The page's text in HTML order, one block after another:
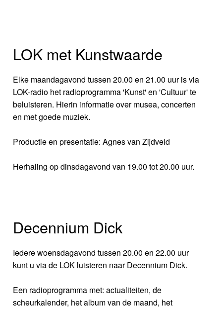
LOK met Kunstwaarde
Elke maandagavond tussen 20.00 en 21.00 uur is via
LOK-radio het radioprogramma 'Kunst' en 'Cultuur' te
beluisteren. Hierin informatie over musea, concerten
en met goede muziek.
Productie en presentatie: Agnes van Zijdveld
Herhaling op dinsdagavond van 19.00 tot 20.00 uur.
Decennium Dick
Iedere woensdagavond tussen 20.00 en 22.00 uur
kunt u via de LOK luisteren naar Decennium Dick.
Een radioprogramma met: actualiteiten, de
scheurkalender, het album van de maand, het